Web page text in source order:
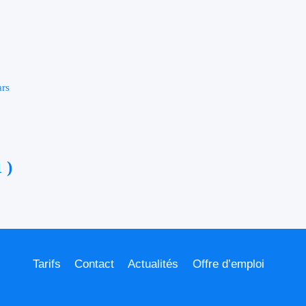
)
Tarifs Contact Actualités Offre d’emploi